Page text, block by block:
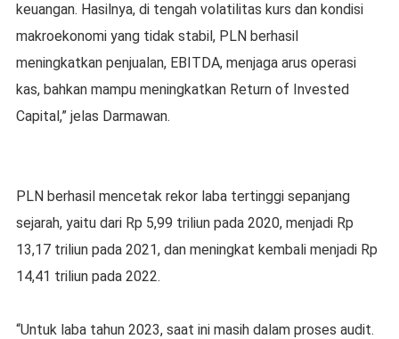
keuangan. Hasilnya, di tengah volatilitas kurs dan kondisi
makroekonomi yang tidak stabil, PLN berhasil
meningkatkan penjualan, EBITDA, menjaga arus operasi
kas, bahkan mampu meningkatkan Return of Invested
Capital,” jelas Darmawan.
PLN berhasil mencetak rekor laba tertinggi sepanjang
sejarah, yaitu dari Rp 5,99 triliun pada 2020, menjadi Rp
13,17 triliun pada 2021, dan meningkat kembali menjadi Rp
14,41 triliun pada 2022.
“Untuk laba tahun 2023, saat ini masih dalam proses audit.